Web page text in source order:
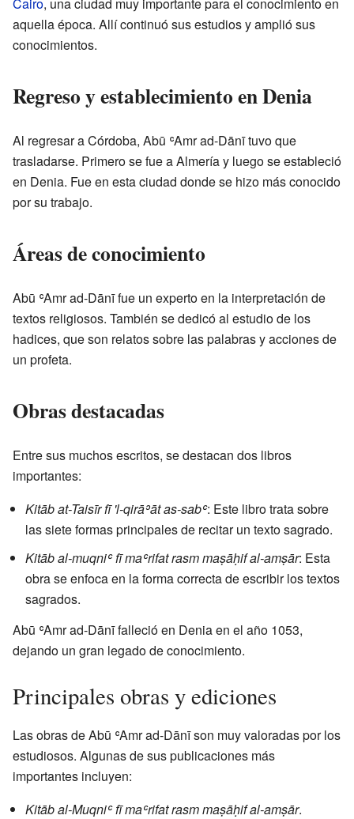
aquella época. Allí continuó sus estudios y amplió sus
conocimientos.
Regreso y establecimiento en Denia
Al regresar a Córdoba, Abū ʿAmr ad-Dānī tuvo que
trasladarse. Primero se fue a Almería y luego se estableció
en Denia. Fue en esta ciudad donde se hizo más conocido
por su trabajo.
Áreas de conocimiento
Abū ʿAmr ad-Dānī fue un experto en la interpretación de
textos religiosos. También se dedicó al estudio de los
hadices, que son relatos sobre las palabras y acciones de
un profeta.
Obras destacadas
Entre sus muchos escritos, se destacan dos libros
importantes:
Kitāb at-Taisīr fī 'l-qirāʾāt as-sabʿ: Este libro trata sobre
las siete formas principales de recitar un texto sagrado.
Kitāb al-muqniʿ fī maʿrifat rasm maṣāḥif al-amṣār: Esta
obra se enfoca en la forma correcta de escribir los textos
sagrados.
Abū ʿAmr ad-Dānī falleció en Denia en el año 1053,
dejando un gran legado de conocimiento.
Principales obras y ediciones
Las obras de Abū ʿAmr ad-Dānī son muy valoradas por los
estudiosos. Algunas de sus publicaciones más
importantes incluyen:
Kitāb al-Muqniʿ fī maʿrifat rasm maṣāḥif al-amṣār.